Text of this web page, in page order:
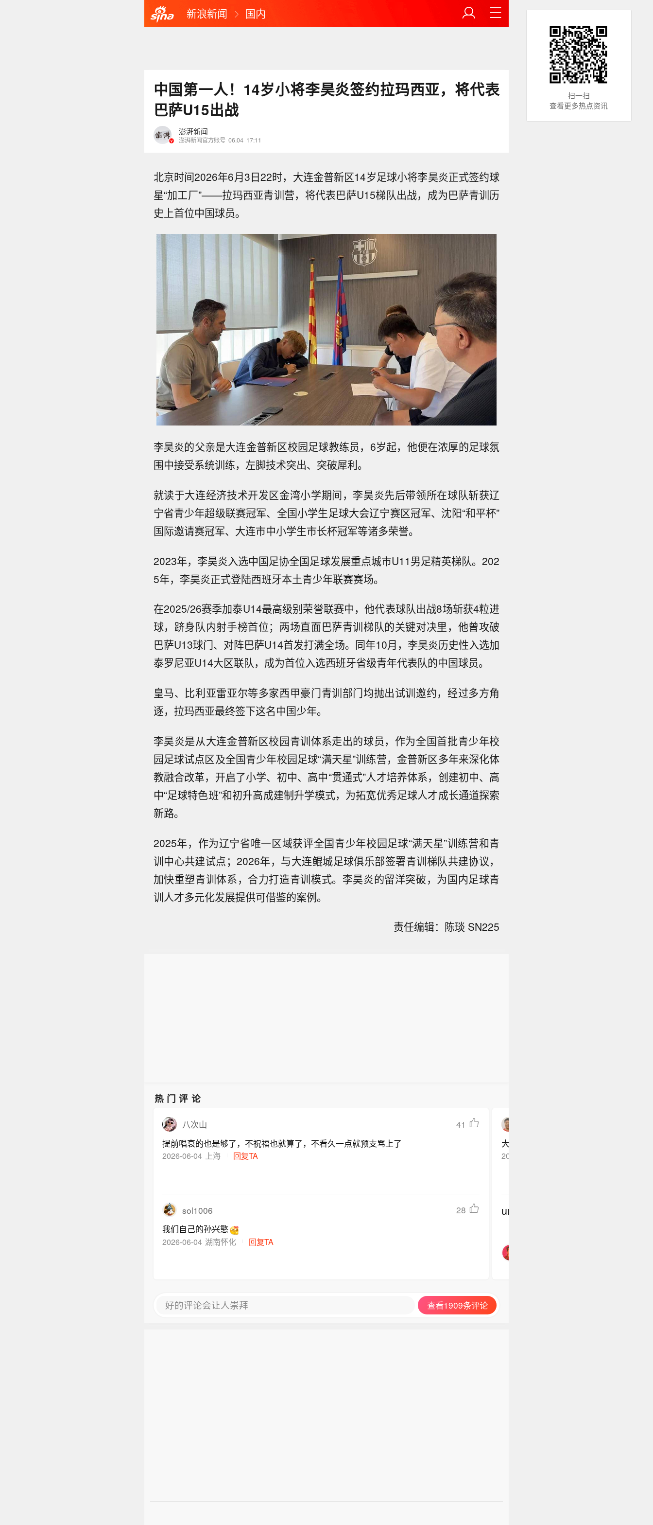
新浪新闻 国内
中国第一人！14岁小将李昊炎签约拉玛西亚，将代表
巴萨U15出战
澎湃新闻
澎湃新闻官方账号 06.04 17:11
北京时间2026年6月3日22时，大连金普新区14岁足球小将李昊炎正式签约球
星“加工厂”——拉玛西亚青训营，将代表巴萨U15梯队出战，成为巴萨青训历
史上首位中国球员。
李昊炎的父亲是大连金普新区校园足球教练员，6岁起，他便在浓厚的足球氛
围中接受系统训练，左脚技术突出、突破犀利。
就读于大连经济技术开发区金湾小学期间，李昊炎先后带领所在球队斩获辽
宁省青少年超级联赛冠军、全国小学生足球大会辽宁赛区冠军、沈阳“和平杯”
国际邀请赛冠军、大连市中小学生市长杯冠军等诸多荣誉。
2023年，李昊炎入选中国足协全国足球发展重点城市U11男足精英梯队。202
5年，李昊炎正式登陆西班牙本土青少年联赛赛场。
在2025/26赛季加泰U14最高级别荣誉联赛中，他代表球队出战8场斩获4粒进
球，跻身队内射手榜首位；两场直面巴萨青训梯队的关键对决里，他曾攻破
巴萨U13球门、对阵巴萨U14首发打满全场。同年10月，李昊炎历史性入选加
泰罗尼亚U14大区联队，成为首位入选西班牙省级青年代表队的中国球员。
皇马、比利亚雷亚尔等多家西甲豪门青训部门均抛出试训邀约，经过多方角
逐，拉玛西亚最终签下这名中国少年。
李昊炎是从大连金普新区校园青训体系走出的球员，作为全国首批青少年校
园足球试点区及全国青少年校园足球“满天星”训练营，金普新区多年来深化体
教融合改革，开启了小学、初中、高中“贯通式”人才培养体系，创建初中、高
中“足球特色班”和初升高成建制升学模式，为拓宽优秀足球人才成长通道探索
新路。
2025年，作为辽宁省唯一区域获评全国青少年校园足球“满天星”训练营和青
训中心共建试点；2026年，与大连鲲城足球俱乐部签署青训梯队共建协议，
加快重塑青训体系，合力打造青训模式。李昊炎的留洋突破，为国内足球青
训人才多元化发展提供可借鉴的案例。
责任编辑：陈琰 SN225
热门评论
八次山
41
提前唱衰的也是够了，不祝福也就算了，不看久一点就预支骂上了
2026-06-04 上海 回复TA
sol1006
28
我们自己的孙兴慜
2026-06-04 湖南怀化 回复TA
大连青训出来的，在大连小8号踢球，代
2026-06-04
undefined
好的评论会让人崇拜 查看1909条评论
扫一扫
查看更多热点资讯